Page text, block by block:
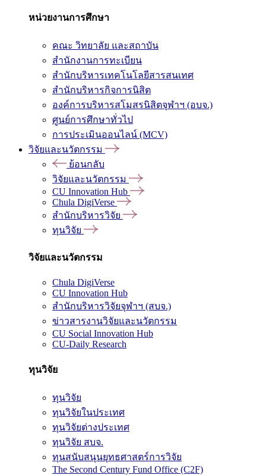
หน่วยงานการศึกษา
คณะ วิทยาลัย และสถาบัน
สำนักงานการทะเบียน
สำนักบริหารเทคโนโลยีสารสนเทศ
สำนักบริหารกิจการนิสิต
องค์การบริหารสโมสรนิสิตจุฬาฯ (อบจ.)
ศูนย์การศึกษาทั่วไป
การประเมินออนไลน์ (MCV)
วิจัยและนวัตกรรม
ย้อนกลับ
วิจัยและนวัตกรรม
CU Innovation Hub
Chula DigiVerse
สำนักบริหารวิจัย
ทุนวิจัย
วิจัยและนวัตกรรม
Chula DigiVerse
CU Innovation Hub
สำนักบริหารวิจัยจุฬาฯ (สบจ.)
ข่าวสารงานวิจัยและนวัตกรรม
CU Social Innovation Hub
CU-Daily Research
ทุนวิจัย
ทุนวิจัย
ทุนวิจัยในประเทศ
ทุนวิจัยต่างประเทศ
ทุนวิจัย สบจ.
ทุนสนับสนุนยุทธศาสตร์การวิจัย
The Second Century Fund Office (C2F)